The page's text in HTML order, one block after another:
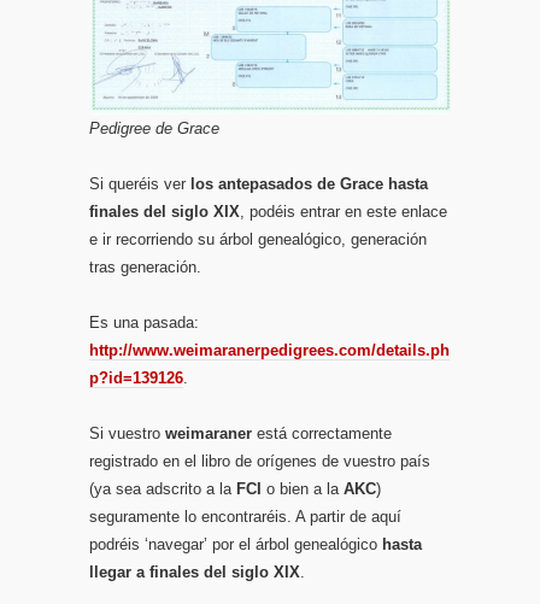
Pedigree de Grace
Si queréis ver los antepasados de Grace hasta
finales del siglo XIX , podéis entrar en este enlace
e ir recorriendo su árbol genealógico, generación
tras generación.
Es una pasada:
http://www.weimaranerpedigrees.com/details.ph
p?id=139126
Si vuestro weimaraner está correctamente
registrado en el libro de orígenes de vuestro país
(ya sea adscrito a la FCI o bien a la AKC)
seguramente lo encontraréis. A partir de aquí
podréis ‘navegar’ por el árbol genealógico hasta
llegar a finales del siglo XIX